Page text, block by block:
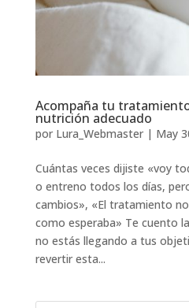
Acompaña tu
nutrición adecuado
por Lura_Webmaster| May
Cuántas veces dijiste «voy
o entreno todos los días,
cambios», «El tratamiento
como esperaba» Te cuento
no estás llegando a tus
revertir esta...